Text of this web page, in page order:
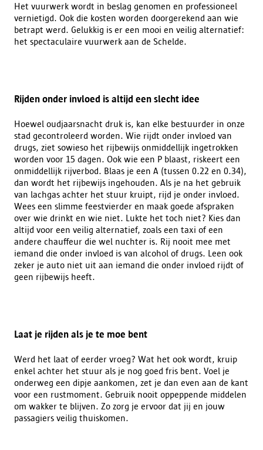
Het vuurwerk wordt in beslag genomen en professioneel
vernietigd. Ook die kosten worden doorgerekend aan wie
betrapt werd. Gelukkig is er een mooi en veilig alternatief:
het spectaculaire vuurwerk aan de Schelde.
Rijden onder invloed is altijd een slecht idee
Hoewel oudjaarsnacht druk is, kan elke bestuurder in onze
stad gecontroleerd worden. Wie rijdt onder invloed van
drugs, ziet sowieso het rijbewijs onmiddellijk ingetrokken
worden voor 15 dagen. Ook wie een P blaast, riskeert een
onmiddellijk rijverbod. Blaas je een A (tussen 0.22 en 0.34),
dan wordt het rijbewijs ingehouden. Als je na het gebruik
van lachgas achter het stuur kruipt, rijd je onder invloed.
Wees een slimme feestvierder en maak goede afspraken
over wie drinkt en wie niet. Lukte het toch niet? Kies dan
altijd voor een veilig alternatief, zoals een taxi of een
andere chauffeur die wel nuchter is. Rij nooit mee met
iemand die onder invloed is van alcohol of drugs. Leen ook
zeker je auto niet uit aan iemand die onder invloed rijdt of
geen rijbewijs heeft.
Laat je rijden als je te moe bent
Werd het laat of eerder vroeg? Wat het ook wordt, kruip
enkel achter het stuur als je nog goed fris bent. Voel je
onderweg een dipje aankomen, zet je dan even aan de kant
voor een rustmoment. Gebruik nooit oppeppende middelen
om wakker te blijven. Zo zorg je ervoor dat jij en jouw
passagiers veilig thuiskomen.